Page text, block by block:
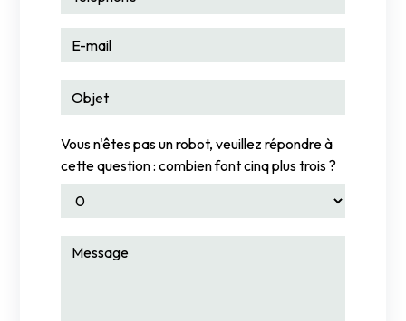
Vous n'êtes pas un robot, veuillez répondre à
cette question : combien font cinq plus trois ?